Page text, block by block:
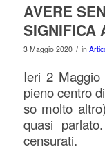
AVERE
SIGNIFICA
3 Maggio 2020 / in
Ieri 2 Maggio
pieno centro
so molto
quasi
censurati.